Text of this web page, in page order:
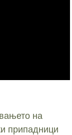
на
припадници